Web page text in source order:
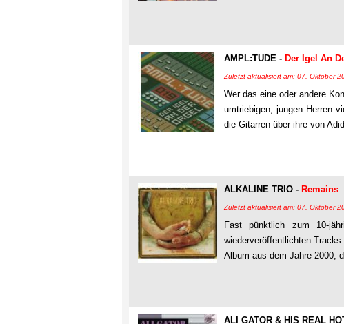
AMPL:TUDE - Der Igel An
Zuletzt aktualisiert am: 07. Oktober
Wer das eine oder andere
umtriebigen, jungen Herren
die Gitarren über ihre von
ALKALINE TRIO - Remains
Zuletzt aktualisiert am: 07. Oktober
Fast pünktlich zum 10-
wiederveröffentlichten
Album aus dem Jahre 2000,
ALI GATOR & HIS REAL